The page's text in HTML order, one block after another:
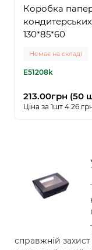
Коробка
130*85*60
Немає на складі
E51208k
213.00грн (50
Ціна за 1шт 4.26
справжній